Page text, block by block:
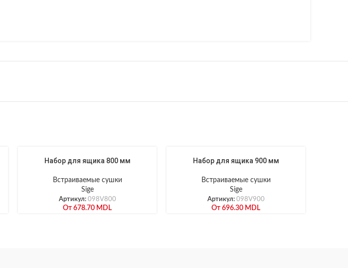
Набор для ящика 800 мм
Встраиваемые сушки
Sige
Артикул: 098V800
От 678.70 MDL
Набор для ящика 900 мм
Встраиваемые сушки
Sige
Артикул: 098V900
От 696.30 MDL